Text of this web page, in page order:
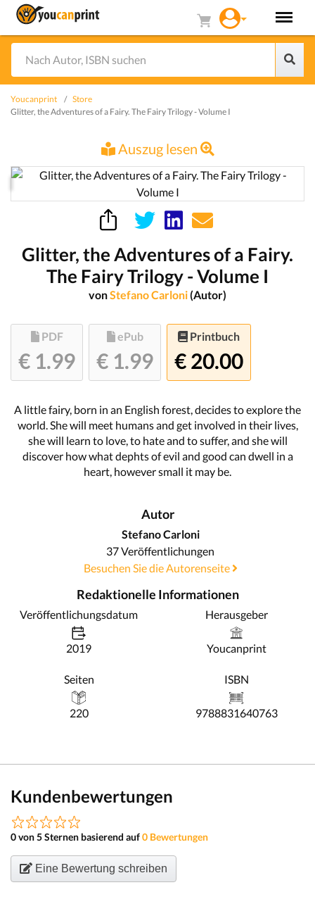
Youcanprint
Store
Glitter, the Adventures of a Fairy. The Fairy Trilogy - Volume I
Auszug lesen
Glitter, the Adventures of a Fairy.
The Fairy Trilogy - Volume I
vonStefano Carloni(Autor)
PDF
€ 1.99
ePub
€ 1.99
Printbuch
€ 20.00
A little fairy, born in an English forest, decides to explore the
world. She will meet humans and get involved in their lives,
she will learn to love, to hate and to suffer, and she will
discover how what dephts of evil and good can dwell in a
heart, however small it may be.
Autor
Stefano Carloni
37 Veröffentlichungen
Besuchen Sie die Autorenseite
Redaktionelle Informationen
Veröffentlichungsdatum
2019
Herausgeber
Youcanprint
Seiten
220
ISBN
9788831640763
Kundenbewertungen
0 von 5 Sternen basierend auf0 Bewertungen
Eine Bewertung schreiben